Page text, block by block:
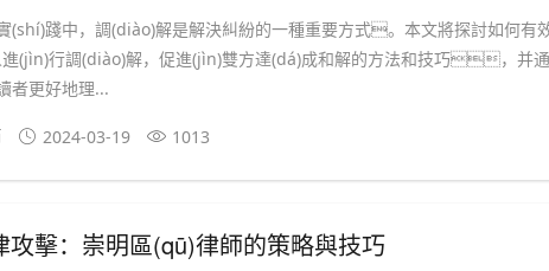
(shí)踐中，調(diào)解是解決糾紛的一種重要方式。本文將探討如何有
(jìn)行調(diào)解，促進(jìn)雙方達(dá)成和解的方法和技巧，并
更好地理...
2024-03-19 1013
攻擊：崇明區(qū)律師的策略與技巧